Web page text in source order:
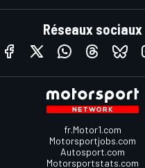
Réseaux sociaux
fr.Motor1.com
Motorsportjobs.com
Autosport.com
Motorsportstats.com